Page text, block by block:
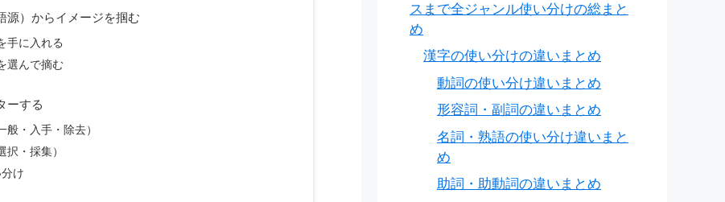
源）からイメージを掴む
手に入れる
選んで摘む
ーする
般・入手・除去）
択・採集）
け
スまで全ジャンル使い分けの総まと
め
漢字の使い分けの違いまとめ
動詞の使い分け違いまとめ
形容詞・副詞の違いまとめ
名詞・熟語の使い分け違いまと
め
助詞・助動詞の違いまとめ